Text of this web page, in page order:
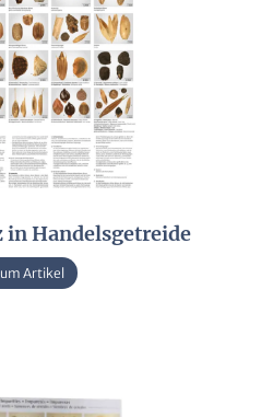
in Handelsgetreide
Artikel